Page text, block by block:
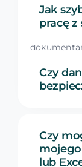
Kanban
narzędzi
Odbierz
Jak
pracę z
Czy
Czy
lub